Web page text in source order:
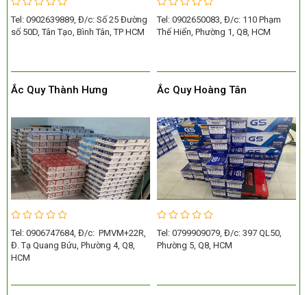
Tel: 0902639889, Đ/c: Số 25 Đường
số 50D, Tân Tạo, Bình Tân, TP HCM
Tel: 0902650083, Đ/c: 110 Phạm
Thế Hiển, Phường 1, Q8, HCM
Ắc Quy Thành Hưng
Tel: 0906747684, Đ/c: PMVM+22R,
Đ. Tạ Quang Bửu, Phường 4, Q8,
HCM
Ắc Quy Hoàng Tân
Tel: 0799909079, Đ/c: 397 QL50,
Phường 5, Q8, HCM